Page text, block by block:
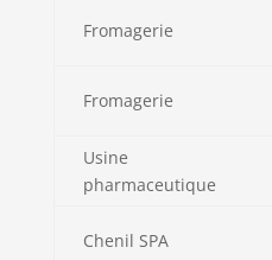
Fromagerie
Fromagerie
Usine
pharmaceutique
Chenil SPA